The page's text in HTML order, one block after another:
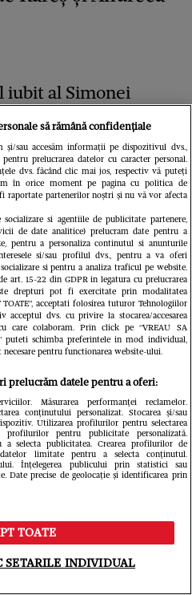
iubit al Simonei
Mateiu are 58
reprezentanta
Universe” și-a
din tribune, la
să rămână confidențiale
și/sau accesăm informații pe dispozitivul dvs.,
prelucrarea datelor cu caracter personal.
dvs. făcând clic mai jos, respectiv vă puteți
în orice moment pe pagina cu politica de
raportate partenerilor noștri și nu vă vor afecta
si agentiile de publicitate partenere,
de date analitice) prelucram date pentru a
pentru a personaliza continutul si anunturile
si/sau profilul dvs., pentru a va oferi
si pentru a analiza traficul pe website.
art. 15-22 din GDPR in legatura cu prelucrarea
drepturi pot fi exercitate prin modalitatea
TOATE”, acceptati folosirea tuturor Tehnologiilor
dvs. cu privire la stocarea/accesarea
care colaboram. Prin click pe “VREAU SA
puteti schimba preferintele in mod individual,
pentru functionarea website-ului.
prelucrăm datele pentru a oferi:
Măsurarea performanței reclamelor.
conținutului personalizat. Stocarea și/sau
Utilizarea profilurilor pentru selectarea
profilurilor pentru publicitate personalizată.
selecta publicitatea. Crearea profilurilor de
limitate pentru a selecta conținutul.
Înțelegerea publicului prin statistici sau
Date precise de geolocație și identificarea prin
TOATE
SETARILE INDIVIDUAL